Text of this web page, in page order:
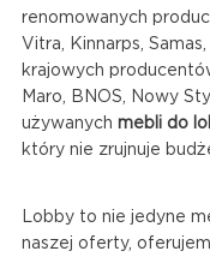
renomowanych
Vitra, Kinnarps,
krajowych
Maro, BNOS, Nowy
używanych mebli do
który nie zrujnuje
Lobby to nie jedyne
naszej oferty,